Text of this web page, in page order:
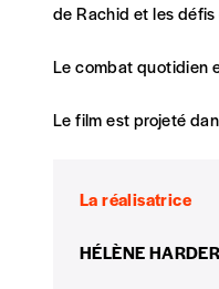
NOS
1 an = 5 numéros
20€*
de Rachid et les défis
Le combat quotidien
Le film est projeté
La réalisatrice
HÉLÈNE HARDER